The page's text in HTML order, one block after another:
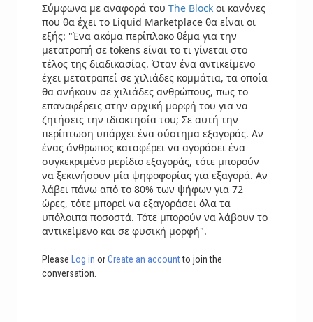
Σύμφωνα με αναφορά του The Block οι κανόνες
που θα έχει το Liquid Marketplace θα είναι οι
εξής: "Ένα ακόμα περίπλοκο θέμα για την
μετατροπή σε tokens είναι το τι γίνεται στο
τέλος της διαδικασίας. Όταν ένα αντικείμενο
έχει μετατραπεί σε χιλιάδες κομμάτια, τα οποία
θα ανήκουν σε χιλιάδες ανθρώπους, πως το
επαναφέρεις στην αρχική μορφή του για να
ζητήσεις την ιδιοκτησία του; Σε αυτή την
περίπτωση υπάρχει ένα σύστημα εξαγοράς. Αν
ένας άνθρωπος καταφέρει να αγοράσει ένα
συγκεκριμένο μερίδιο εξαγοράς, τότε μπορούν
να ξεκινήσουν μία ψηφοφορίας για εξαγορά. Αν
λάβει πάνω από το 80% των ψήφων για 72
ώρες, τότε μπορεί να εξαγοράσει όλα τα
υπόλοιπα ποσοστά. Τότε μπορούν να λάβουν το
αντικείμενο και σε φυσική μορφή".
Please Log in orCreate an accountto join the
conversation.